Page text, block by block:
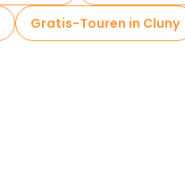
Gratis-Touren in Cluny